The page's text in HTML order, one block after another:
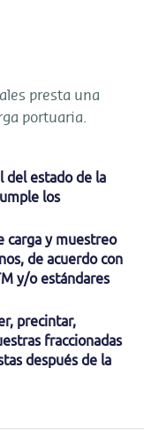
presta una
portuaria.
del estado de la
los
carga y muestreo
de acuerdo con
y/o estándares
precintar,
fraccionadas
después de la